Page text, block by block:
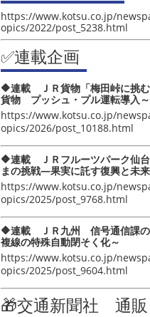
https://www.kotsu.co.jp/
opics/2022/post_5238.html
✅連載企画
🔶連載 ＪＲ貨物「梅田峠に挑む
貨物 プッシュ・プル運転導入～
https://www.kotsu.co.jp/
opics/2026/post_10188.html
🔶連載 ＪＲフルーツパーク仙
まの挑戦―果実に託す復興と未
https://www.kotsu.co.jp/
opics/2025/post_9768.html
🔶連載 ＪＲ九州 信号通信課の
複線の特殊自動閉そく化～
https://www.kotsu.co.jp/
opics/2025/post_9604.html
🎁交通新聞社 通販